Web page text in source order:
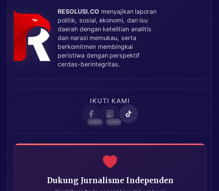
RESOLUSI.CO menyajikan laporan
politik, sosial, ekonomi, dan isu
daerah dengan ketelitian analitis
dan narasi memukau, serta
berkomitmen membingkai
peristiwa dengan perspektif
cerdas-berintegritas.
IKUTI KAMI
Dukung Jurnalisme Independen